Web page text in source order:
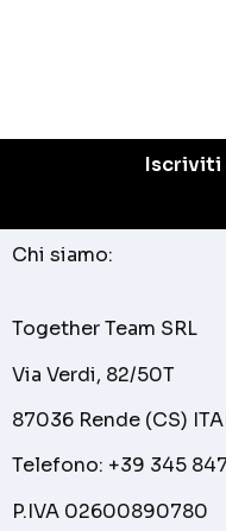
Iscriviti
Chi siamo:
Together Team SRL
Via Verdi, 82/50T
87036 Rende (CS)
Telefono: +39 345
P.IVA 02600890780